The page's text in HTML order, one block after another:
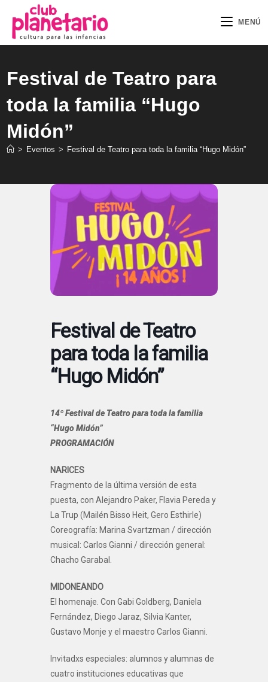
contenido
MENÚ
Festival de Teatro para
toda la familia “Hugo
Midón”
> Eventos > Festival de Teatro para toda la familia “Hugo Midón”
Festival de Teatro
para toda la familia
“Hugo Midón”
14º Festival de Teatro para toda la familia
“Hugo Midón”
PROGRAMACIÓN
NARICES
Fragmento de la última versión de esta
puesta, con Alejandro Paker, Flavia Pereda y
La Trup (Mailén Bisso Heit, Gero Esthirle)
Coreografía: Marina Svartzman / dirección
musical: Carlos Gianni / dirección general:
Chacho Garabal.
MIDONEANDO
El homenaje. Con Gabi Goldberg, Daniela
Fernández, Diego Jaraz, Silvia Kanter,
Gustavo Monje y el maestro Carlos Gianni.
Invitadxs especiales: alumnos y alumnas de
cuatro instituciones educativas que